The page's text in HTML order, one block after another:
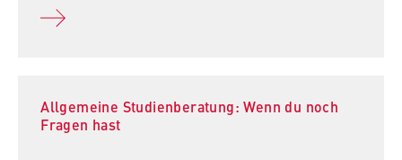
Allgemeine Studienberatung: Wenn du noch
Fragen hast